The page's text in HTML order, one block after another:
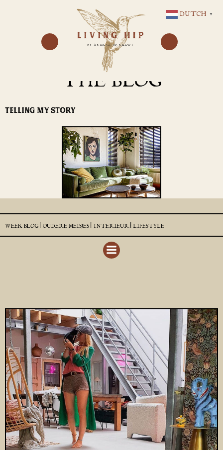
NAAR
DE
INHOUD
THE BLOG
TELLING MY STORY
WEEK BLOG | OUDERE MEISJES | INTERIEUR | LIFESTYLE
DUTCH ▼